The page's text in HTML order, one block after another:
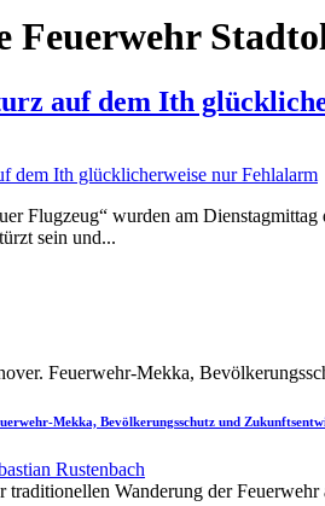
Feuerwehr
auf dem Ith
Flugzeug“ wurden am
sein und...
Mekka, Bevölkerungsschutz und
Rustenbach